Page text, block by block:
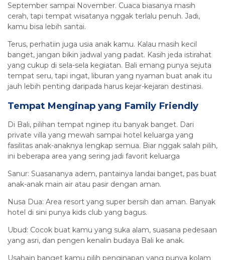
September sampai November. Cuaca biasanya masih
cerah, tapi tempat wisatanya nggak terlalu penuh. Jadi,
kamu bisa lebih santai.
Terus, perhatiin juga usia anak kamu. Kalau masih kecil
banget, jangan bikin jadwal yang padat. Kasih jeda istirahat
yang cukup di sela-sela kegiatan. Bali emang punya sejuta
tempat seru, tapi ingat, liburan yang nyaman buat anak itu
jauh lebih penting daripada harus kejar-kejaran destinasi.
Tempat Menginap yang Family Friendly
Di Bali, pilihan tempat nginep itu banyak banget. Dari
private villa yang mewah sampai hotel keluarga yang
fasilitas anak-anaknya lengkap semua. Biar nggak salah pilih,
ini beberapa area yang sering jadi favorit keluarga
Sanur: Suasananya adem, pantainya landai banget, pas buat
anak-anak main air atau pasir dengan aman.
Nusa Dua: Area resort yang super bersih dan aman. Banyak
hotel di sini punya kids club yang bagus.
Ubud: Cocok buat kamu yang suka alam, suasana pedesaan
yang asri, dan pengen kenalin budaya Bali ke anak.
Usahain banget kamu pilih penginapan yang punya kolam